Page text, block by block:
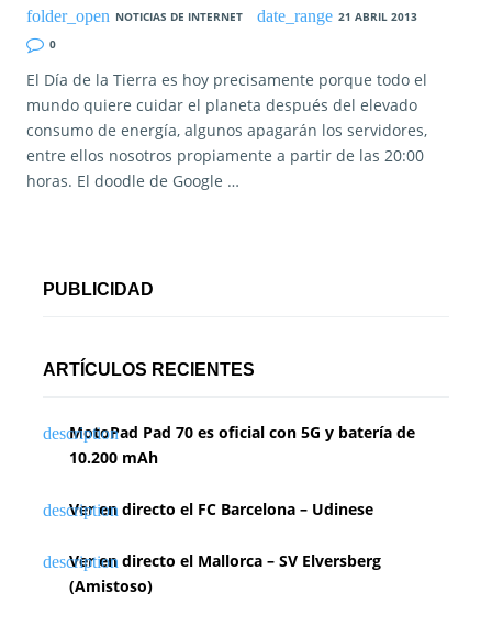
NOTICIAS DE INTERNET
21 ABRIL 2013
0
El Día de la Tierra es hoy precisamente porque todo el
mundo quiere cuidar el planeta después del elevado
consumo de energía, algunos apagarán los servidores,
entre ellos nosotros propiamente a partir de las 20:00
horas. El doodle de Google …
PUBLICIDAD
ARTÍCULOS RECIENTES
MotoPad Pad 70 es oficial con 5G y batería de
10.200 mAh
Ver en directo el FC Barcelona – Udinese
Ver en directo el Mallorca – SV Elversberg
(Amistoso)